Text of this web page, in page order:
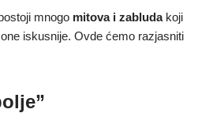
mnogo mitova i zabludakoji
iskusnije. Ovde ćemo razjasniti